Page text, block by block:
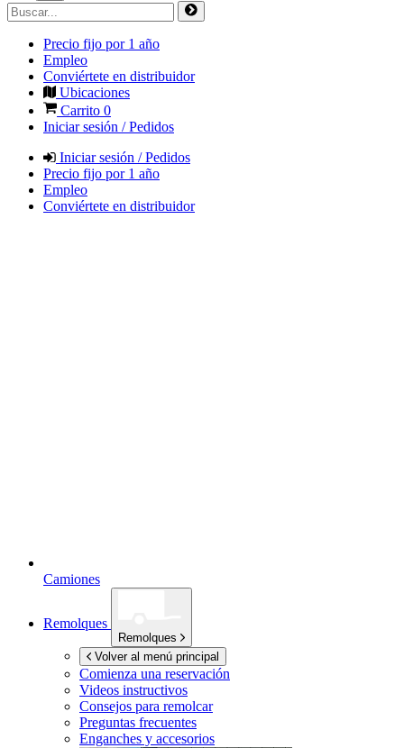
Precio fijo por 1 año
Empleo
Conviértete en distribuidor
Ubicaciones
Carrito 0
Iniciar sesión / Pedidos
Iniciar sesión / Pedidos
Precio fijo por 1 año
Empleo
Conviértete en distribuidor
Camiones
Remolques
Remolques
Volver al menú principal
Comienza una reservación
Videos instructivos
Consejos para remolcar
Preguntas frecuentes
Enganches y accesorios